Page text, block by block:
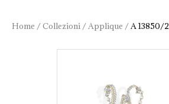
Home /Collezioni /Applique /A 13850/2